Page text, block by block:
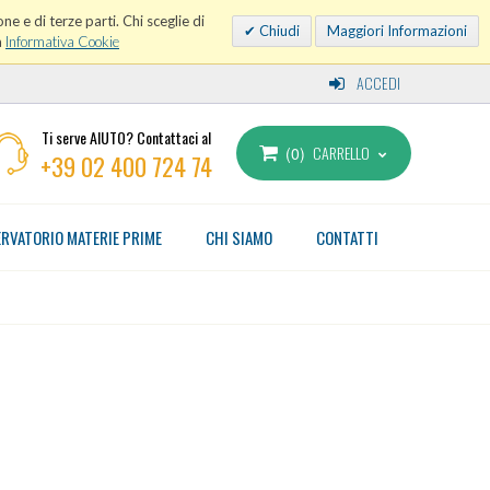
e di terze parti. Chi sceglie di
Informativa Cookie
Chiudi Maggiori Informazioni
ACCEDI
Ti serve AIUTO? Contattaci al
+39 02 400 724 74 0 CARRELLO
CONTATTI
CHI SIAMO
MATERIE PRIME